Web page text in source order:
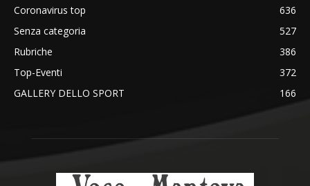
Coronavirus top
636
Senza categoria
527
Rubriche
386
Top-Eventi
372
GALLERY DELLO SPORT
166